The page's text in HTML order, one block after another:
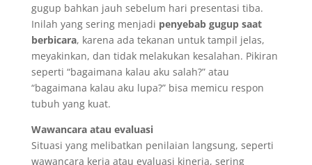
gugup bahkan jauh sebelum hari presentasi tiba.
Inilah yang sering menjadi penyebab gugup saat
berbicara, karena ada tekanan untuk tampil jelas,
meyakinkan, dan tidak melakukan kesalahan. Pikiran
seperti “bagaimana kalau aku salah?” atau
“bagaimana kalau aku lupa?” bisa memicu respon
tubuh yang kuat.
Wawancara atau evaluasi
Situasi yang melibatkan penilaian langsung, seperti
wawancara kerja atau evaluasi kinerja, sering